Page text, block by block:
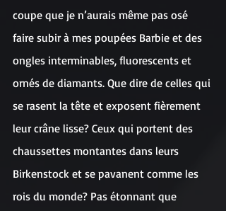
coupe que je n’aurais même pas osé
faire subir à mes poupées Barbie et des
ongles interminables, fluorescents et
ornés de diamants. Que dire de celles qui
se rasent la tête et exposent fièrement
leur crâne lisse? Ceux qui portent des
chaussettes montantes dans leurs
Birkenstock et se pavanent comme les
rois du monde? Pas étonnant que